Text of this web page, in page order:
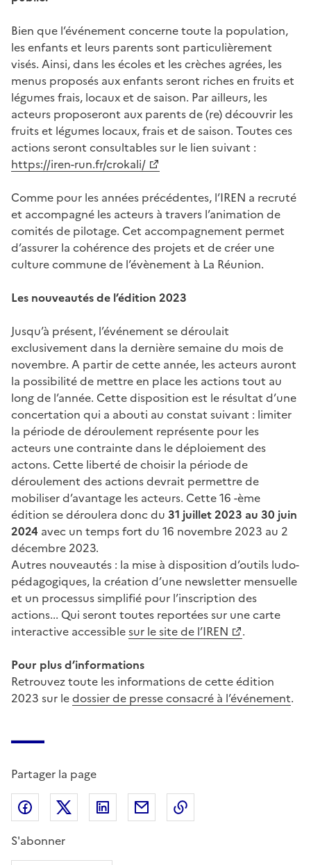
Bien que l’événement concerne toute la population,
les enfants et leurs parents sont particulièrement
visés. Ainsi, dans les écoles et les crèches agrées, les
menus proposés aux enfants seront riches en fruits et
légumes frais, locaux et de saison. Par ailleurs, les
acteurs proposeront aux parents de (re) découvrir les
fruits et légumes locaux, frais et de saison. Toutes ces
actions seront consultables sur le lien suivant :
https://iren-run.fr/crokali/
Comme pour les années précédentes, l’IREN a recruté
et accompagné les acteurs à travers l’animation de
comités de pilotage. Cet accompagnement permet
d’assurer la cohérence des projets et de créer une
culture commune de l’évènement à La Réunion.
Les nouveautés de l’édition 2023
Jusqu’à présent, l’événement se déroulait
exclusivement dans la dernière semaine du mois de
novembre. A partir de cette année, les acteurs auront
la possibilité de mettre en place les actions tout au
long de l’année. Cette disposition est le résultat d’une
concertation qui a abouti au constat suivant : limiter
la période de déroulement représente pour les
acteurs une contrainte dans le déploiement des
actons. Cette liberté de choisir la période de
déroulement des actions devrait permettre de
mobiliser d’avantage les acteurs. Cette 16 -ème
édition se déroulera donc du 31 juillet 2023 au 30 juin
2024 avec un temps fort du 16 novembre 2023 au 2
décembre 2023.
Autres nouveautés : la mise à disposition d’outils ludo-
pédagogiques, la création d’une newsletter mensuelle
et un processus simplifié pour l’inscription des
actions... Qui seront toutes reportées sur une carte
interactive accessiblesur le site de l’IREN
.
Pour plus d’informations
Retrouvez toute les informations de cette édition
2023 sur ledossier de presse consacré à l’événement.
Partager la page
Partager sur Facebook
Partager sur X (anciennement Twitter)
Partager sur LinkedIn
Partager par email
S'abonner